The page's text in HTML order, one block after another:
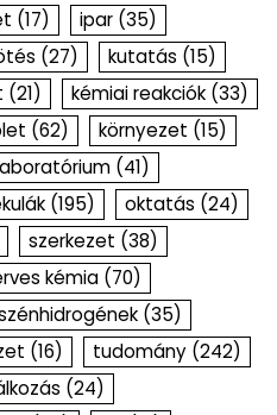
(17) ipar (35)
(27) kutatás (15)
(21) kémiai reakciók (33)
(62) környezet (15)
(41)
(195) oktatás (24)
szerkezet (38)
kémia (70)
(35)
(16) tudomány (242)
(24)